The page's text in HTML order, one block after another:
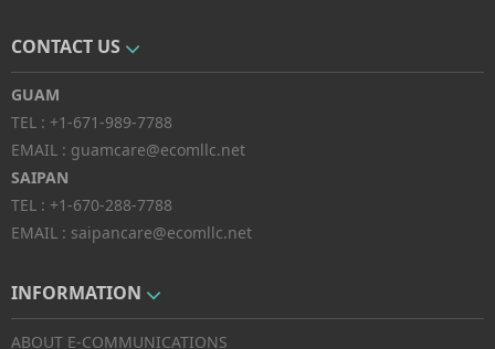
CONTACT US
GUAM
TEL : +1-671-989-7788
EMAIL : guamcare@ecomllc.net
SAIPAN
TEL : +1-670-288-7788
EMAIL : saipancare@ecomllc.net
INFORMATION
ABOUT E-COMMUNICATIONS